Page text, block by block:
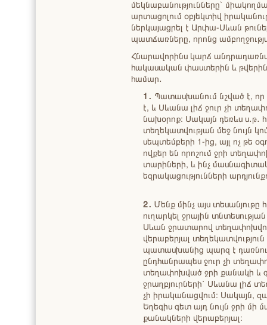
մեկնաբանությունները`
արտացոլում օբյեկտիվ
ներկայացրել է Արփա-Սևան
պատճառները, որոնց
Հնարավորինս կարճ
հակասական փաստերին և
համար․
1․ Պատասխանում նշված է, որ
է, և Սևանա լիճ ջուր չի
նախօրոք։ Սակայն դեռևս
տեղեկատվության մեջ նույն
սեպտեմբերի 1-ից, այլ ոչ թե
ովքեր են որոշում ջրի
տարիների, և ինչ
եզրակացությունների
2․ Մենք մինչ այս
ուղարկել ջրային
Սևան ջրատարով
վերաբերյալ
պատասխանից պարզ է
ընդհանրապես ջուր չի
տեղափոխված ջրի քանակի և
ջրաղբյուրների՝ Սևանա լիճ
չի իրականացվում։ Սակայն,
Եղեգիս գետ այդ նույն ջրի
քանակների վերաբերյալ։